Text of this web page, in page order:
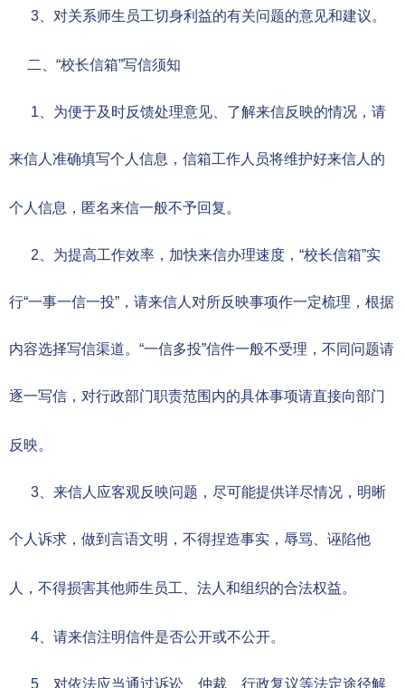
学校邮箱
领导信箱
语言
EN
3、对关系师生员工切身利益的有关问题的意见和建议。
二、“校长信箱”写信须知
1、为便于及时反馈处理意见、了解来信反映的情况，请
来信人准确填写个人信息，信箱工作人员将维护好来信人的
个人信息，匿名来信一般不予回复。
2、为提高工作效率，加快来信办理速度，“校长信箱”实
行“一事一信一投”，请来信人对所反映事项作一定梳理，根据
内容选择写信渠道。“一信多投”信件一般不受理，不同问题请
逐一写信，对行政部门职责范围内的具体事项请直接向部门
反映。
3、来信人应客观反映问题，尽可能提供详尽情况，明晰
个人诉求，做到言语文明，不得捏造事实，辱骂、诬陷他
人，不得损害其他师生员工、法人和组织的合法权益。
4、请来信注明信件是否公开或不公开。
5、对依法应当通过诉讼、仲裁、行政复议等法定途径解